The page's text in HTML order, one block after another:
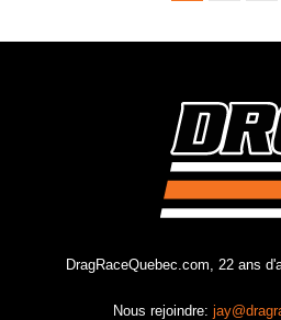
DragRaceQuebec.com, 22 ans
Nous rejoindre: